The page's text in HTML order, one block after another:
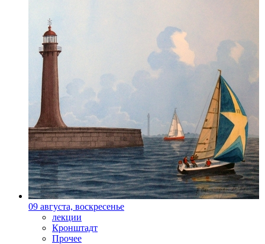
09 августа, воскресенье
лекции
Кронштадт
Прочее